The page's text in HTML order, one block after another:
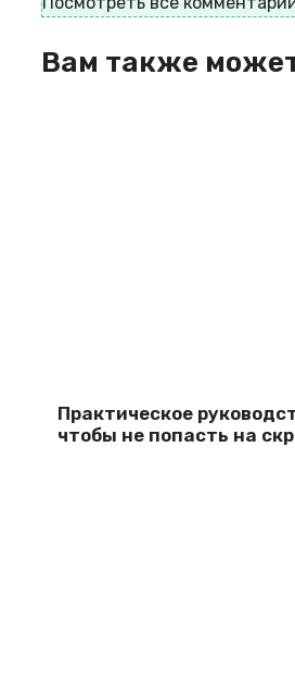
Вам также
Практическое
чтобы не попасть на